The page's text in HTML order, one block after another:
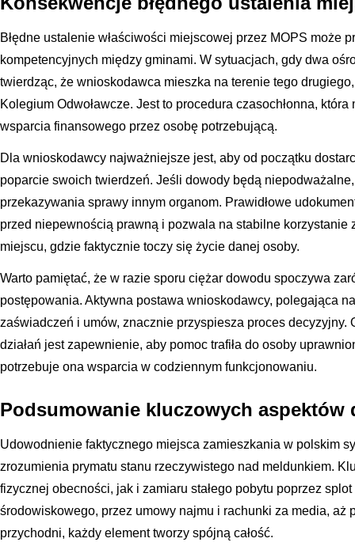
Błędne ustalenie właściwości miejscowej przez MOPS może
kompetencyjnych między gminami. W sytuacjach, gdy dwa
twierdząc, że wnioskodawca mieszka na terenie tego
Kolegium Odwoławcze. Jest to procedura czasochłonna,
wsparcia finansowego przez osobę potrzebującą.
Dla wnioskodawcy najważniejsze jest, aby od początku
poparcie swoich twierdzeń. Jeśli dowody będą
przekazywania sprawy innym organom. Prawidłowe
przed niepewnością prawną i pozwala na stabilne korzystanie
miejscu, gdzie faktycznie toczy się życie danej osoby.
Warto pamiętać, że w razie sporu ciężar dowodu spoczywa
postępowania. Aktywna postawa wnioskodawcy, polegająca
zaświadczeń i umów, znacznie przyspiesza proces decyzyjny.
działań jest zapewnienie, aby pomoc trafiła do osoby
potrzebuje ona wsparcia w codziennym funkcjonowaniu.
Podsumowanie kluczowych aspektów
Udowodnienie faktycznego miejsca zamieszkania w polskim
zrozumienia prymatu stanu rzeczywistego nad meldunkiem.
fizycznej obecności, jak i zamiaru stałego pobytu poprzez
środowiskowego, przez umowy najmu i rachunki za media, aż
przychodni, każdy element tworzy spójną całość.